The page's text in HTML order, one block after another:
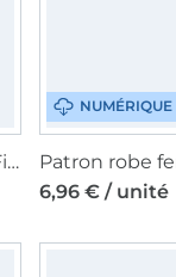
Patron robe enfant pdf Fiona Fadenkäfer, en français
NUMÉRIQUE
6,96 € / unité